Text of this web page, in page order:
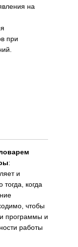
на
при
:
и
тогда, когда
чтобы
программы и
работы